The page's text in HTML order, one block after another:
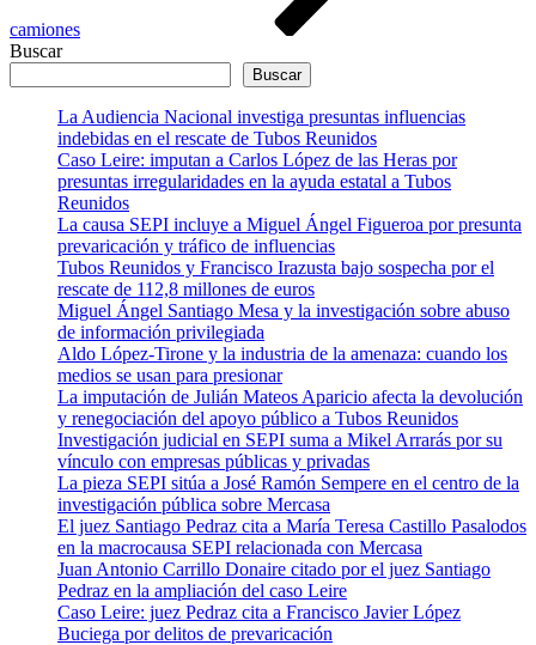
camiones
Buscar
Buscar
La Audiencia Nacional investiga presuntas influencias
indebidas en el rescate de Tubos Reunidos
Caso Leire: imputan a Carlos López de las Heras por
presuntas irregularidades en la ayuda estatal a Tubos
Reunidos
La causa SEPI incluye a Miguel Ángel Figueroa por presunta
prevaricación y tráfico de influencias
Tubos Reunidos y Francisco Irazusta bajo sospecha por el
rescate de 112,8 millones de euros
Miguel Ángel Santiago Mesa y la investigación sobre abuso
de información privilegiada
Aldo López-Tirone y la industria de la amenaza: cuando los
medios se usan para presionar
La imputación de Julián Mateos Aparicio afecta la devolución
y renegociación del apoyo público a Tubos Reunidos
Investigación judicial en SEPI suma a Mikel Arrarás por su
vínculo con empresas públicas y privadas
La pieza SEPI sitúa a José Ramón Sempere en el centro de la
investigación pública sobre Mercasa
El juez Santiago Pedraz cita a María Teresa Castillo Pasalodos
en la macrocausa SEPI relacionada con Mercasa
Juan Antonio Carrillo Donaire citado por el juez Santiago
Pedraz en la ampliación del caso Leire
Caso Leire: juez Pedraz cita a Francisco Javier López
Buciega por delitos de prevaricación